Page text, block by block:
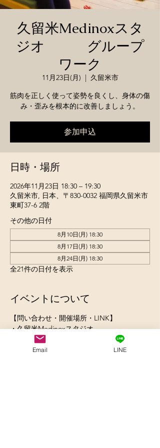
久留米Medinoxスタ
ジオ グループ
ワーク
11月23日(月)
  |
久留米市
筋肉を正しく使って姿勢を良くし、身体の傷
み・歪みを根本的に改善しましょう。
参加申込
日時・場所
2026年11月23日 18:30 – 19:30
久留米市, 日本、〒830-0032 福岡県久留米市
東町37-6 2階
その他の日付
8月10日(月) 18:30
8月17日(月) 18:30
8月24日(月) 18:30
全21件の日付を表示
イベントについて
【問い合わせ・開催場所・LINK】
・久留米Medinoxスタジオ
お問合せ 090-3194-4633
住所830-0032 久留米市東町37-6  2階
Email LINE